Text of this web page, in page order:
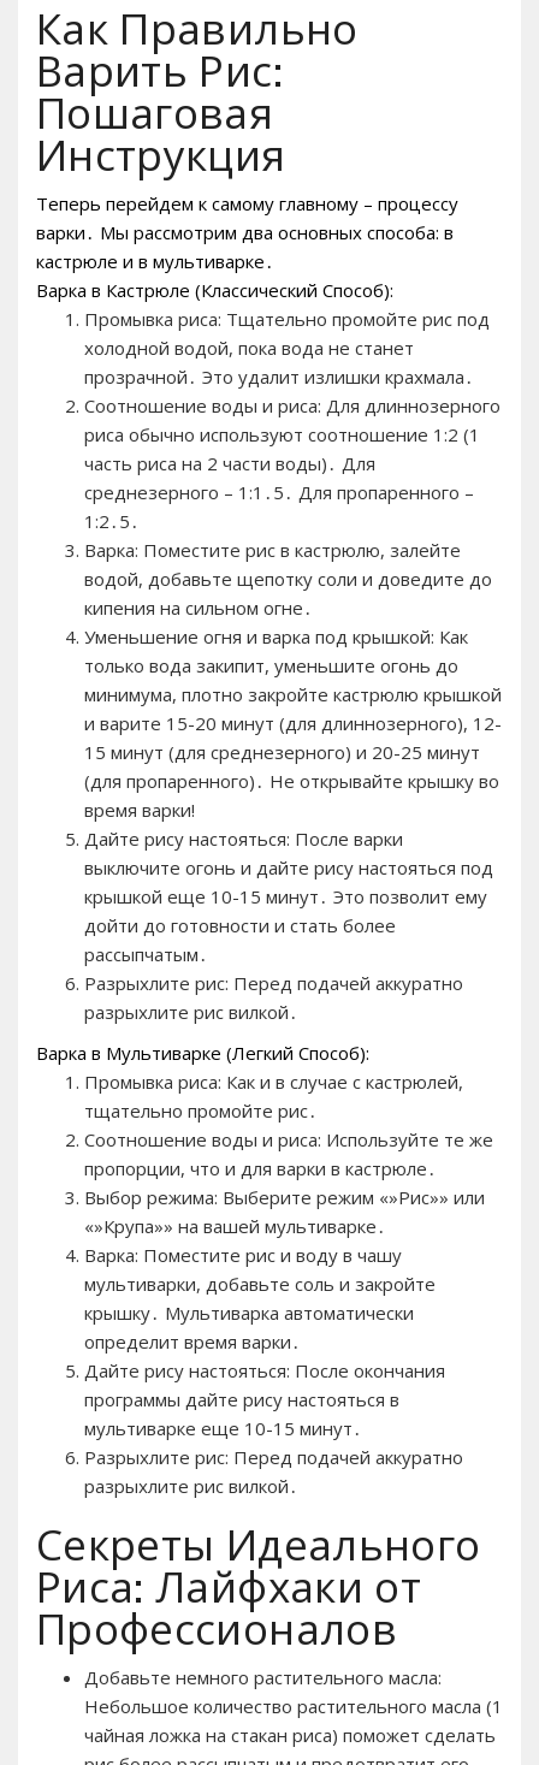
Как Правильно
Варить Рис:
Пошаговая
Инструкция
Теперь перейдем к самому главному – процессу
варки․ Мы рассмотрим два основных способа: в
кастрюле и в мультиварке․
Варка в Кастрюле (Классический Способ):
Промывка риса: Тщательно промойте рис под
холодной водой, пока вода не станет
прозрачной․ Это удалит излишки крахмала․
Соотношение воды и риса: Для длиннозерного
риса обычно используют соотношение 1:2 (1
часть риса на 2 части воды)․ Для
среднезерного – 1:1․5․ Для пропаренного –
1:2․5․
Варка: Поместите рис в кастрюлю, залейте
водой, добавьте щепотку соли и доведите до
кипения на сильном огне․
Уменьшение огня и варка под крышкой: Как
только вода закипит, уменьшите огонь до
минимума, плотно закройте кастрюлю крышкой
и варите 15-20 минут (для длиннозерного), 12-
15 минут (для среднезерного) и 20-25 минут
(для пропаренного)․ Не открывайте крышку во
время варки!
Дайте рису настояться: После варки
выключите огонь и дайте рису настояться под
крышкой еще 10-15 минут․ Это позволит ему
дойти до готовности и стать более
рассыпчатым․
Разрыхлите рис: Перед подачей аккуратно
разрыхлите рис вилкой․
Варка в Мультиварке (Легкий Способ):
Промывка риса: Как и в случае с кастрюлей,
тщательно промойте рис․
Соотношение воды и риса: Используйте те же
пропорции, что и для варки в кастрюле․
Выбор режима: Выберите режим «»Рис»» или
«»Крупа»» на вашей мультиварке․
Варка: Поместите рис и воду в чашу
мультиварки, добавьте соль и закройте
крышку․ Мультиварка автоматически
определит время варки․
Дайте рису настояться: После окончания
программы дайте рису настояться в
мультиварке еще 10-15 минут․
Разрыхлите рис: Перед подачей аккуратно
разрыхлите рис вилкой․
Секреты Идеального
Риса: Лайфхаки от
Профессионалов
Добавьте немного растительного масла:
Небольшое количество растительного масла (1
чайная ложка на стакан риса) поможет сделать